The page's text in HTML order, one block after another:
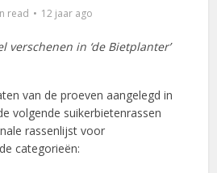
read 12 jaar ago
in ‘de Bietplanter’
van de proeven aangelegd in
volgende suikerbietenrassen
rassenlijst voor
categorieën: